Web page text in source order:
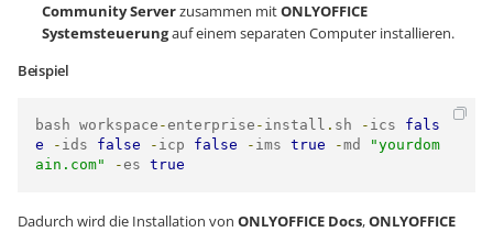
Community Serverzusammen mitONLYOFFICE
Systemsteuerungauf einem separaten Computer installieren.
Beispiel
bash workspace -enterprise - install . sh - ics fals
e
- ids false - icp false - ims true -md
"yourdom
ain.com"
-es true
Dadurch wird die Installation von ONLYOFFICE Docs,ONLYOFFICE